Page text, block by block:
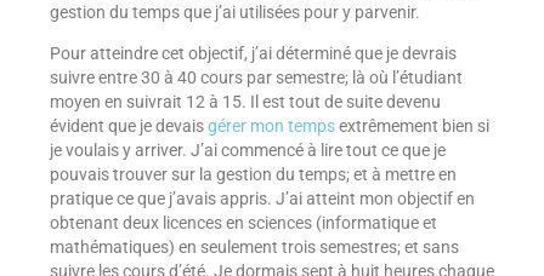
gestion du temps que j’ai utilisées pour y parvenir.
Pour atteindre cet objectif, j’ai déterminé que je devrais
suivre entre 30 à 40 cours par semestre; là où l’étudiant
moyen en suivrait 12 à 15. Il est tout de suite devenu
évident que je devaisgérer mon tempsextrêmement bien si
je voulais y arriver. J’ai commencé à lire tout ce que je
pouvais trouver sur la gestion du temps; et à mettre en
pratique ce que j’avais appris. J’ai atteint mon objectif en
obtenant deux licences en sciences (informatique et
mathématiques) en seulement trois semestres; et sans
suivre les cours d’été. Je dormais sept à huit heures chaque